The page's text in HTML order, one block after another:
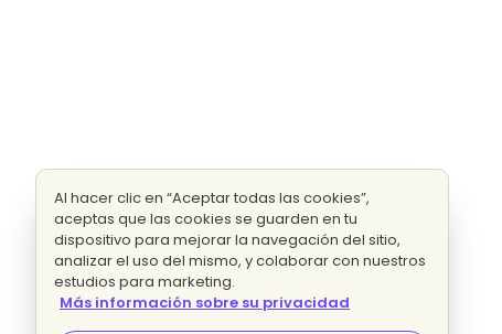
Al hacer clic en “Aceptar todas las cookies”,
aceptas que las cookies se guarden en tu
dispositivo para mejorar la navegación del sitio,
analizar el uso del mismo, y colaborar con nuestros
estudios para marketing.
Más información sobre su privacidad